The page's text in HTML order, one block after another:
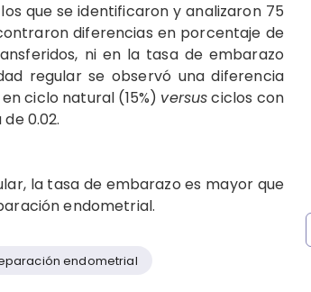
que se identificaron y analizaron 75
diferencias en porcentaje de
ni en la tasa de embarazo
regular se observó una diferencia
ciclo natural (15%) versusciclos con
0.02.
la tasa de embarazo es mayor que
endometrial.
endometrial